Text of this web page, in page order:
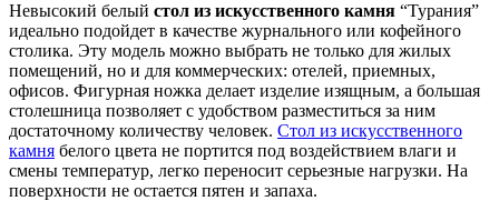
Невысокий белый стол из искусственного камня “Турания”
идеально подойдет в качестве журнального или кофейного
столика. Эту модель можно выбрать не только для жилых
помещений, но и для коммерческих: отелей, приемных,
офисов. Фигурная ножка делает изделие изящным, а большая
столешница позволяет с удобством разместиться за ним
достаточному количеству человек. Стол из искусственного
камня белого цвета не портится под воздействием влаги и
смены температур, легко переносит серьезные нагрузки. На
поверхности не остается пятен и запаха.